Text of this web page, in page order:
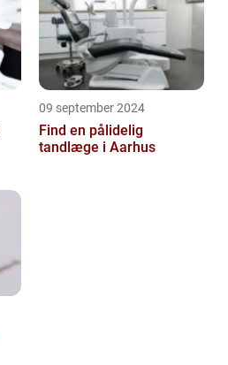
09 september 2024
Find en pålidelig
tandlæge i Aarhus